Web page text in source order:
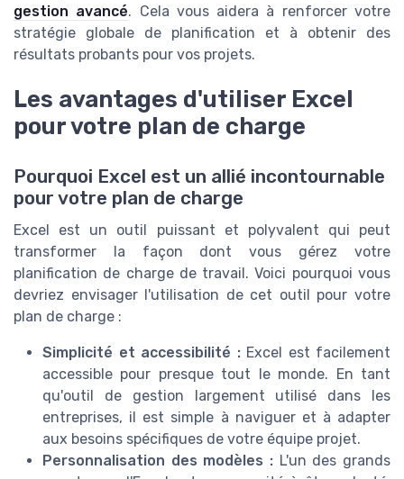
gestion avancé. Cela vous aidera à renforcer votre
stratégie globale de planification et à obtenir des
résultats probants pour vos projets.
Les avantages d'utiliser Excel
pour votre plan de charge
Pourquoi Excel est un allié incontournable
pour votre plan de charge
Excel est un outil puissant et polyvalent qui peut
transformer la façon dont vous gérez votre
planification de charge de travail. Voici pourquoi vous
devriez envisager l'utilisation de cet outil pour votre
plan de charge :
Simplicité et accessibilité :Excel est facilement
accessible pour presque tout le monde. En tant
qu'outil de gestion largement utilisé dans les
entreprises, il est simple à naviguer et à adapter
aux besoins spécifiques de votre équipe projet.
Personnalisation des modèles : L'un des grands